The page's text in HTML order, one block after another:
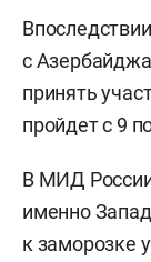
с
принять
пройдет с 9
В МИД
именно
к заморозке